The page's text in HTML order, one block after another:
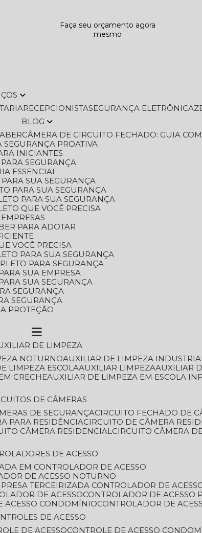
Faça seu orçamento agora
mesmo
RECEPCIONISTA SEGURANÇA ELETRÔNICA
BLOG
CÂMERA DE CIRCUITO FECHADO: GUIA
SEGURANÇA PROATIVA
INICIANTES
SEGURANÇA
ESSENCIAL
SUA SEGURANÇA
PARA SUA SEGURANÇA
PARA SUA SEGURANÇA
QUE VOCÊ PRECISA
PARA ADOTAR
VOCÊ PRECISA
PARA SUA SEGURANÇA
PARA SEGURANÇA
SUA EMPRESA
SUA SEGURANÇA
SEGURANÇA
SEGURANÇA
PROTEÇÃO
DE LIMPEZA
NOTURNO
AUXILIAR DE LIMPEZA
LIMPEZA ESCOLA AUXILIAR LIMPEZA
AUXILIAR
CRECHE
AUXILIAR DE LIMPEZA EM ESCOLA
DE CÂMERAS
DE SEGURANÇA
CIRCUITO FECHADO DE
PARA RESIDÊNCIA
CIRCUITO DE CÂMERA
CÂMERA RESIDENCIAL
CIRCUITO CÂMERA
DE ACESSO
EM CONTROLADOR DE ACESSO
DE ACESSO NOTURNO
TERCEIRIZADA CONTROLADOR DE
DE ACESSO
CONTROLADOR DE ACESSO
ACESSO CONDOMÍNIO
CONTROLADOR DE
DE ACESSO
DE ACESSO
CONTROLE DE ACESSO